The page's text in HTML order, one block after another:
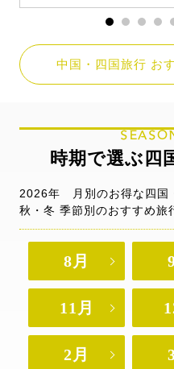
中国・四国旅行 お
時期で選ぶ四
2026年 月別のお得な四国
秋・冬 季節別のおすすめ旅
8月
11月
2月